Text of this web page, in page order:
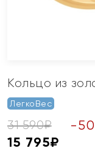
Кольцо из
ЛегкоВес
31 590₽ -50
15 795₽